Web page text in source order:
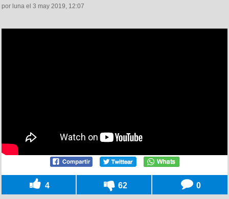
por luna el 3 may 2019, 12:07
4 62 0